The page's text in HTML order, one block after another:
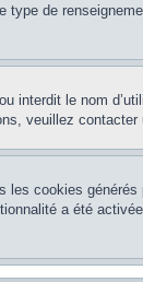
de
interdit le nom
veuillez
les cookies
a été